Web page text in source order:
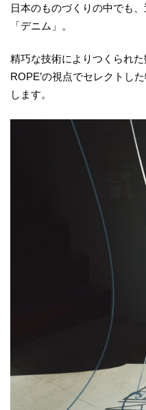
日本のものづくりの中でも
「デニム」。
精巧な技術によりつくられ
ROPE’の視点でセレクトし
します。